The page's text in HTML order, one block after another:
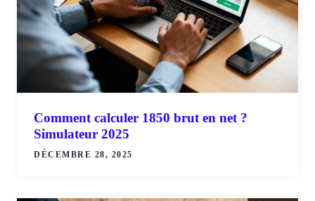
Comment calculer 1850 brut en net ?
Simulateur 2025
DÉCEMBRE 28, 2025